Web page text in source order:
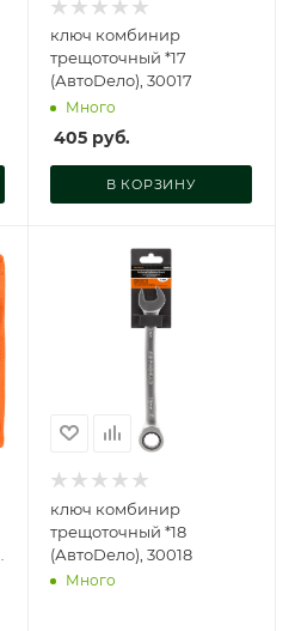
ключ комбинир
трещоточный *17
(АвтоDело), 30017
Много
405руб.
В КОРЗИНУ
ключ комбинир
трещоточный *18
(АвтоDело), 30018
Много